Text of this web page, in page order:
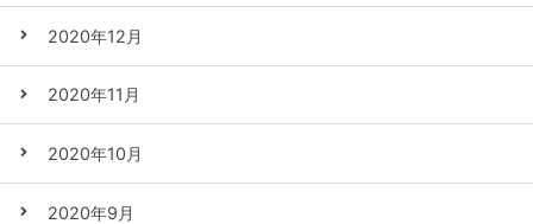
2020年12月
2020年11月
2020年10月
2020年9月